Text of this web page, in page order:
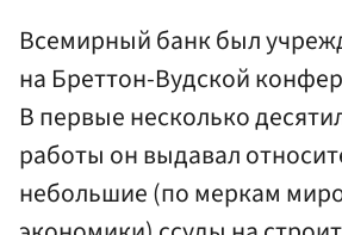
Всемирный банк был
на Бреттон-Вудской
В первые несколько
работы он выдавал
небольшие (по меркам